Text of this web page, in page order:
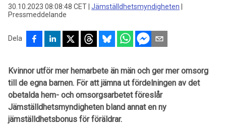
30.10.2023 08:08:48 CET Jämställdhetsmyndigheten
Pressmeddelande
Dela
Kvinnor utför mer hemarbete än män och ger mer omsorg
till de egna barnen. För att jämna ut fördelningen av det
obetalda hem- och omsorgsarbetet föreslår
Jämställdhetsmyndigheten bland annat en ny
jämställdhetsbonus för föräldrar.